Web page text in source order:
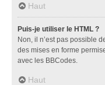
Haut
Puis-je utiliser le HTML ?
Non, il n’est pas possible
des mises en forme
avec les BBCodes.
Haut